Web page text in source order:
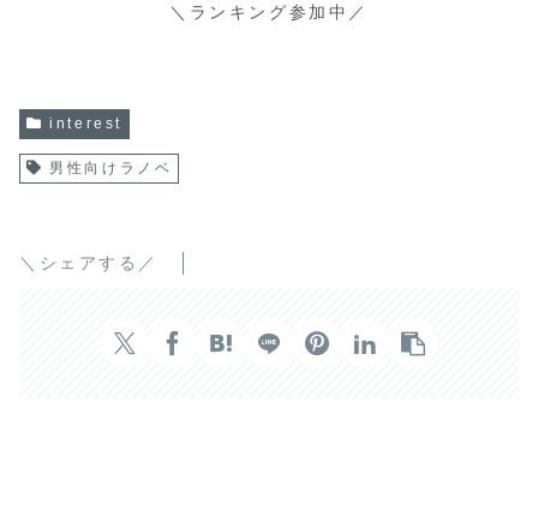
＼ランキング参加中／
interest
男性向けラノベ
＼シェアする／